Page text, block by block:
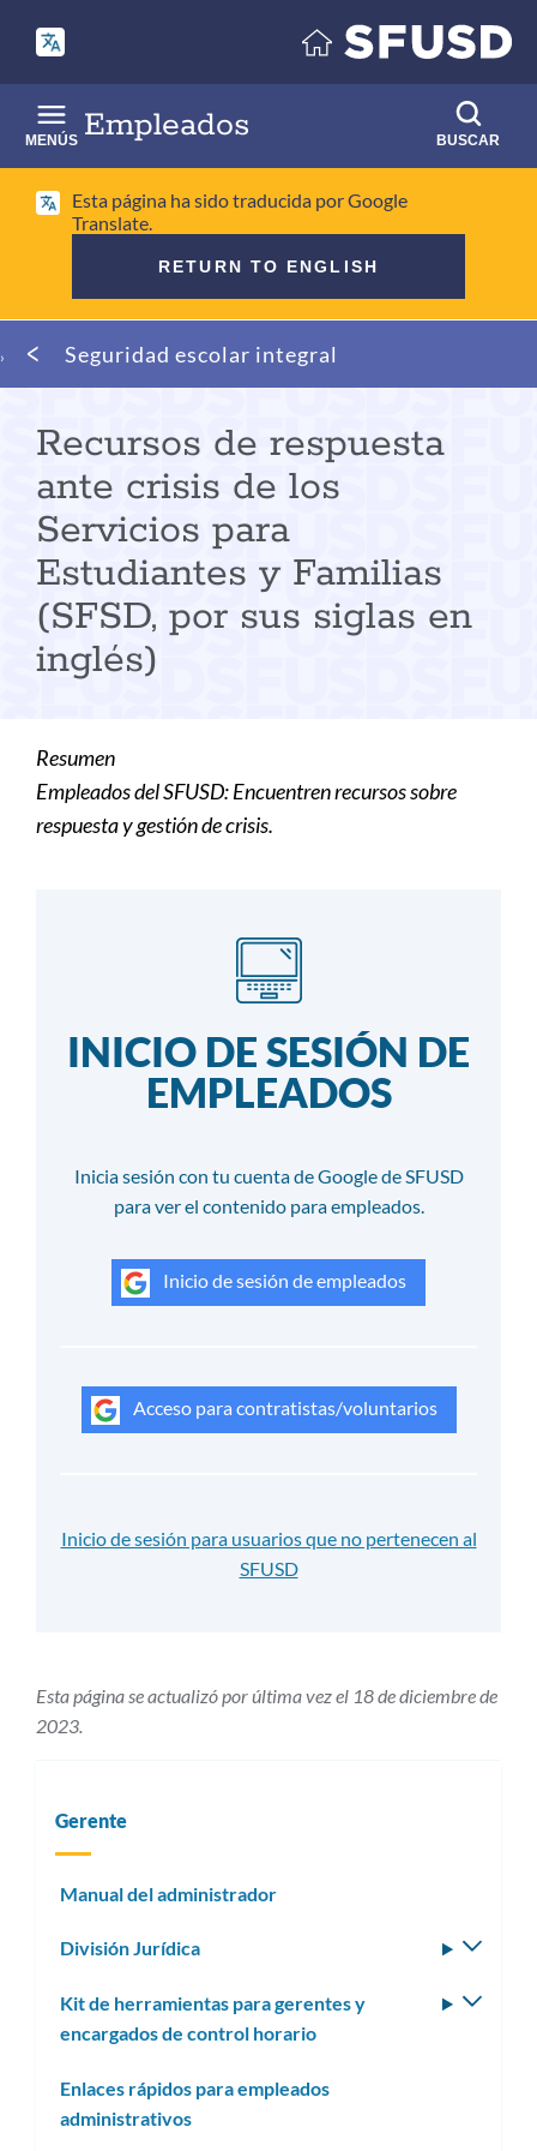
contenido
principal
Empleados
MENÚS BUSCAR
Esta página ha sido traducida por Google
Translate.
RETURN TO ENGLISH
MigajaSeguridad escolar integral
Recursos de respuesta
ante crisis de los
Servicios para
Estudiantes y Familias
(SFSD, por sus siglas en
inglés)
Resumen
Empleados del SFUSD: Encuentren recursos sobre
respuesta y gestión de crisis.
INICIO DE SESIÓN DE
EMPLEADOS
Inicia sesión con tu cuenta de Google de SFUSD
para ver el contenido para empleados.
Inicio de sesión de empleados
Acceso para contratistas/voluntarios
Inicio de sesión para usuarios que no pertenecen al
SFUSD
Esta página se actualizó por última vez el 18 de diciembre de
2023.
Gerente
Manual del administrador
División Jurídica
Kit de herramientas para gerentes y
encargados de control horario
Enlaces rápidos para empleados
administrativos